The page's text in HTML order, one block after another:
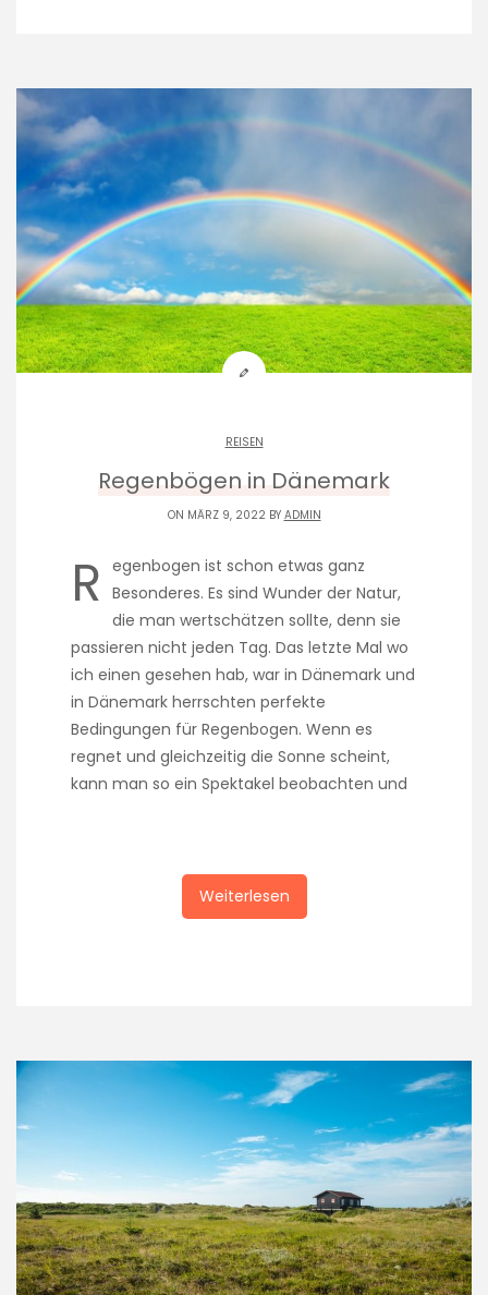
REISEN
Regenbögen in Dänemark
ON MÄRZ 9, 2022 BY ADMIN
R egenbogen ist schon etwas ganz
Besonderes. Es sind Wunder der Natur,
die man wertschätzen sollte, denn sie
passieren nicht jeden Tag. Das letzte Mal wo
ich einen gesehen hab, war in Dänemark und
in Dänemark herrschten perfekte
Bedingungen für Regenbogen. Wenn es
regnet und gleichzeitig die Sonne scheint,
kann man so ein Spektakel beobachten und
Weiterlesen